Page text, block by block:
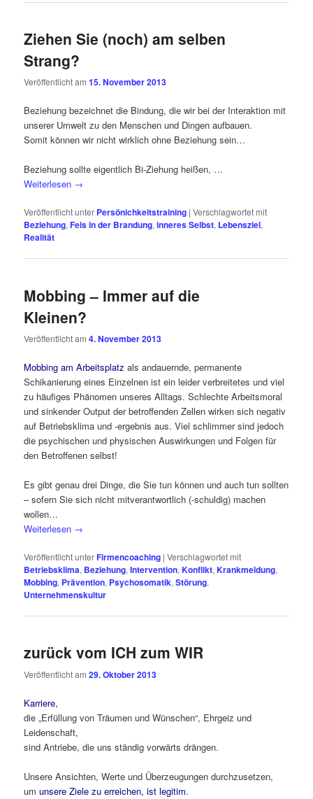
Ziehen Sie (noch) am selben
Strang?
Veröffentlicht am15. November 2013
Beziehung bezeichnet die Bindung, die wir bei der Interaktion mit
unserer Umwelt zu den Menschen und Dingen aufbauen.
Somit können wir nicht wirklich ohne Beziehung sein…
Beziehung sollte eigentlich Bi-Ziehung heißen, …
Weiterlesen →
Veröffentlicht unter Persönichkeitstraining |Verschlagwortet mit
Beziehung,Fels in der Brandung,inneres Selbst, Lebensziel,
Realität
Mobbing – Immer auf die
Kleinen?
Veröffentlicht am4. November 2013
Mobbing am Arbeitsplatz als andauernde, permanente
Schikanierung eines Einzelnen ist ein leider verbreitetes und viel
zu häufiges Phänomen unseres Alltags. Schlechte Arbeitsmoral
und sinkender Output der betroffenden Zellen wirken sich negativ
auf Betriebsklima und -ergebnis aus. Viel schlimmer sind jedoch
die psychischen und physischen Auswirkungen und Folgen für
den Betroffenen selbst!
Es gibt genau drei Dinge, die Sie tun können und auch tun sollten
– sofern Sie sich nicht mitverantwortlich (-schuldig) machen
wollen…
Weiterlesen →
Veröffentlicht unterFirmencoaching |Verschlagwortet mit
Betriebsklima, Beziehung,Intervention,Konflikt,Krankmeldung,
Mobbing, Prävention, Psychosomatik,Störung,
Unternehmenskultur
zurück vom ICH zum WIR
Veröffentlicht am29. Oktober 2013
Karriere,
die „Erfüllung von Träumen und Wünschen“, Ehrgeiz und
Leidenschaft,
sind Antriebe, die uns ständig vorwärts drängen.
Unsere Ansichten, Werte und Überzeugungen durchzusetzen,
umunsere Ziele zu erreichen, ist legitim.